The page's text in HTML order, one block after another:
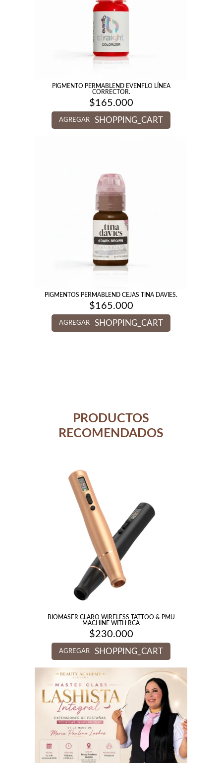
PIGMENTO PERMABLEND EVENFLO LÍNEA
CORRECTOR.
$165.000
AGREGAR SHOPPING_CART
PIGMENTOS PERMABLEND CEJAS TINA DAVIES.
$165.000
AGREGAR SHOPPING_CART
PRODUCTOS
RECOMENDADOS
BIOMASER CLARO WIRELESS TATTOO & PMU
MACHINE WITH RCA
$230.000
AGREGAR SHOPPING_CART